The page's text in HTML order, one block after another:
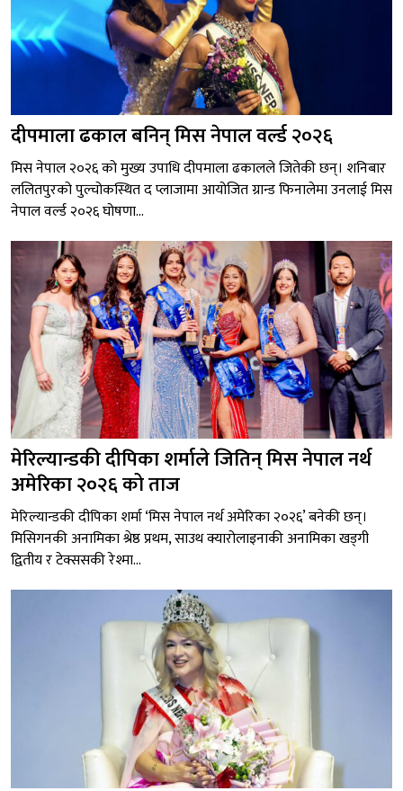
दीपमाला ढकाल बनिन् मिस नेपाल वर्ल्ड २०२६
मिस नेपाल २०२६ को मुख्य उपाधि दीपमाला ढकालले जितेकी छन्। शनिबार
ललितपुरको पुल्चोकस्थित द प्लाजामा आयोजित ग्रान्ड फिनालेमा उनलाई मिस
नेपाल वर्ल्ड २०२६ घोषणा...
मेरिल्यान्डकी दीपिका शर्माले जितिन् मिस नेपाल नर्थ
अमेरिका २०२६ को ताज
मेरिल्यान्डकी दीपिका शर्मा ‘मिस नेपाल नर्थ अमेरिका २०२६’ बनेकी छन्।
मिसिगनकी अनामिका श्रेष्ठ प्रथम, साउथ क्यारोलाइनाकी अनामिका खड्गी
द्वितीय र टेक्ससकी रेश्मा...